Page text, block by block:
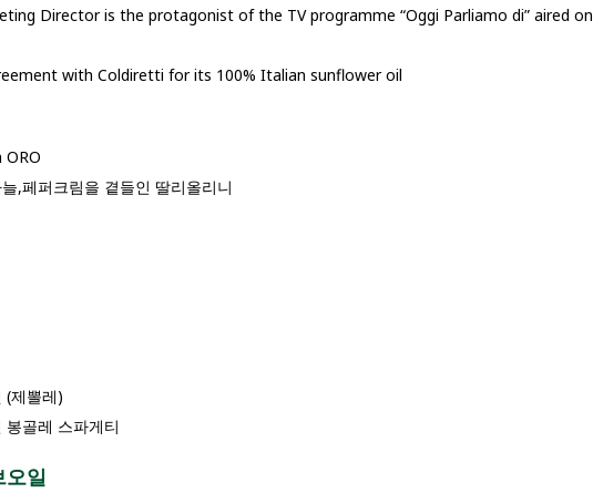
Director is the protagonist of the TV programme “Oggi Parliamo di” aired on
with Coldiretti for its 100% Italian sunflower oil
ORO
,페퍼크림을 곁들인 딸리올리니
(제뽈레)
골레 스파게티
일